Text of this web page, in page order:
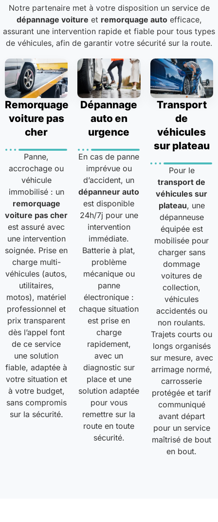
Notre partenaire met à votre disposition un service de
dépannage voiture et remorquage auto efficace,
assurant une intervention rapide et fiable pour tous types
de véhicules, afin de garantir votre sécurité sur la route.
Remorquage
voiture pas
cher
Panne,
accrochage ou
véhicule
immobilisé : un
remorquage
voiture pas cher
est assuré avec
une intervention
soignée. Prise en
charge multi-
véhicules (autos,
utilitaires,
motos), matériel
professionnel et
prix transparent
dès l’appel font
de ce service
une solution
fiable, adaptée à
votre situation et
à votre budget,
sans compromis
sur la sécurité.
Dépannage
auto en
urgence
En cas de panne
imprévue ou
d’accident, un
dépanneur auto
est disponible
24h/7j pour une
intervention
immédiate.
Batterie à plat,
problème
mécanique ou
panne
électronique :
chaque situation
est prise en
charge
rapidement,
avec un
diagnostic sur
place et une
solution adaptée
pour vous
remettre sur la
route en toute
sécurité.
Transport
de
véhicules
sur plateau
Pour le
transport de
véhicules sur
plateau, une
dépanneuse
équipée est
mobilisée pour
charger sans
dommage
voitures de
collection,
véhicules
accidentés ou
non roulants.
Trajets courts ou
longs organisés
sur mesure, avec
arrimage normé,
carrosserie
protégée et tarif
communiqué
avant départ
pour un service
maîtrisé de bout
en bout.